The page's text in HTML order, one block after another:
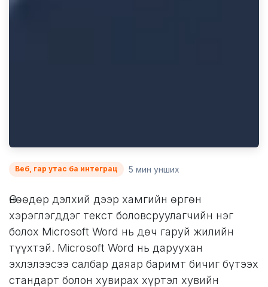
Веб, гар утас ба интеграц 5 мин унших
Өнөөдөр дэлхий дээр хамгийн өргөн
хэрэглэгддэг текст боловсруулагчийн нэг
болох Microsoft Word нь дөч гаруй жилийн
түүхтэй. Microsoft Word нь даруухан
эхлэлээсээ салбар даяар баримт бичиг бүтээх
стандарт болон хувирах хүртэл хувийн